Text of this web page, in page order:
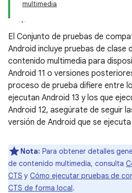
multimedia
El Conjunto de pruebas de
Android incluye pruebas de clase
contenido multimedia para
Android 11 o versiones
proceso de prueba difiere entre
ejecutan Android 13 y los que
Android 12, asegúrate de seguir
versión de Android que se
Nota: Para obtener detalles
de contenido multimedia, consulta
CTS y Cómo ejecutar pruebas de
CTS de forma local.